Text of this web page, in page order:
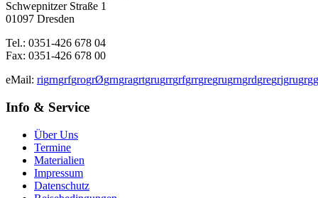
Schwepnitzer Straße 1
01097 Dresden
Tel.: 0351-426 678 04
Fax: 0351-426 678 00
eMail: rigrngrfgrogrØgrngragrtgrugrrgrfgrrgregrugrngrdgregrjgrugrgg
Info & Service
Über Uns
Termine
Materialien
Impressum
Datenschutz